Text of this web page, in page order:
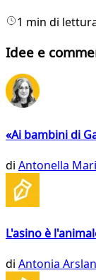
1 min di
Idee e
«Ai bambini di
di Antonella
L'asino è
di Antonia Arslan